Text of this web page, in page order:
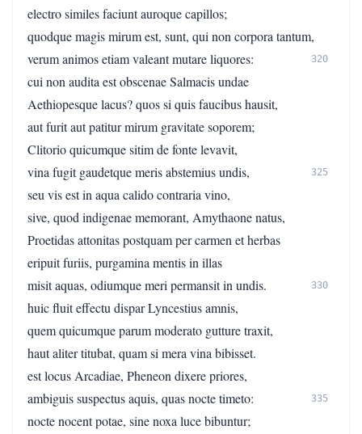
electro similes faciunt auroque capillos;
quodque magis mirum est, sunt, qui non corpora tantum,
verum animos etiam valeant mutare liquores:
320
cui non audita est obscenae Salmacis undae
Aethiopesque lacus? quos si quis faucibus hausit,
aut furit aut patitur mirum gravitate soporem;
Clitorio quicumque sitim de fonte levavit,
vina fugit gaudetque meris abstemius undis,
325
seu vis est in aqua calido contraria vino,
sive, quod indigenae memorant, Amythaone natus,
Proetidas attonitas postquam per carmen et herbas
eripuit furiis, purgamina mentis in illas
misit aquas, odiumque meri permansit in undis.
330
huic fluit effectu dispar Lyncestius amnis,
quem quicumque parum moderato gutture traxit,
haut aliter titubat, quam si mera vina bibisset.
est locus Arcadiae, Pheneon dixere priores,
ambiguis suspectus aquis, quas nocte timeto:
335
nocte nocent potae, sine noxa luce bibuntur;